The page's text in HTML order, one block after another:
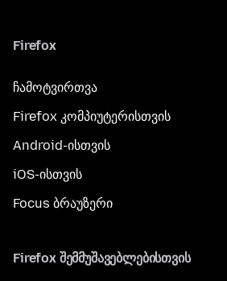
Firefox
ჩამოტვირთვა
Firefox კომპიუტერისთვის
Android-ისთვის
iOS-ისთვის
Focus ბრაუზერი
Firefox შემმუშავებლებისთვის